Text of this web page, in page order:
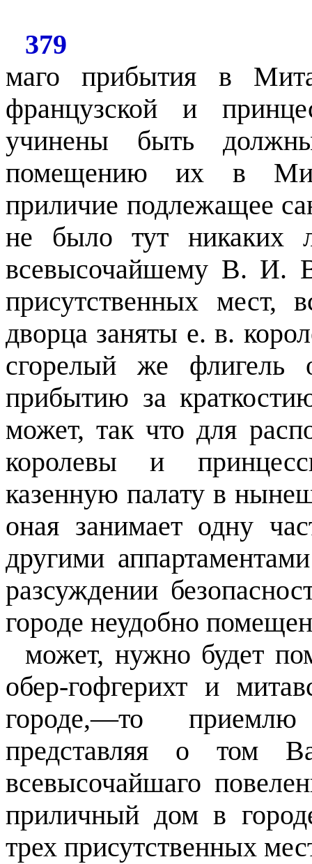
379
маго прибытия в
французской и
учинены быть
помещению их в
приличие подлежащее
не было тут никаких
всевысочайшему В. И.
присутственных мест,
дворца заняты е. в.
сгорелый же флигель
прибытию за
может, так что для
королевы и
казенную палату в
оная занимает одну
другими
разсуждении
городе неудобно
может, нужно будет
обер-гофгерихт и
городе,—то
представляя о том
всевысочайшаго
приличный дом в
трех присутственных